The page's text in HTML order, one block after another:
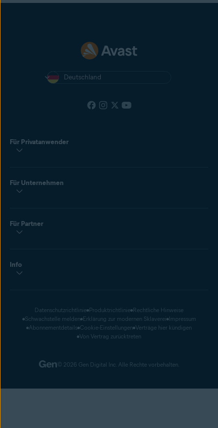
Deutschland
Für Privatanwender
Für Unternehmen
Für Partner
Info
Datenschutzrichtlinie Produktrichtlinie Rechtliche Hinweise
Schwachstelle melden Erklärung zur modernen Sklaverei Impressum
Abonnementdetails Cookie-Einstellungen Verträge hier kündigen
Von Vertrag zurücktreten
© 2026 Gen Digital Inc. Alle Rechte vorbehalten.